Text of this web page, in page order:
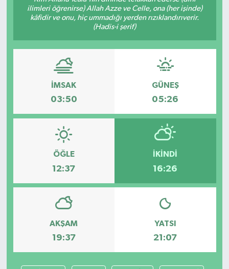
ilimleri öğrenirse) Allah Azze ve Celle, ona (her işinde)
kâfidir ve onu, hiç ummadığı yerden rızıklandırıverir.
(Hadis-i şerif)
İMSAK
03:50
GÜNEŞ
05:26
ÖĞLE
12:37
İKINDI
16:26
AKŞAM
19:37
YATSI
21:07